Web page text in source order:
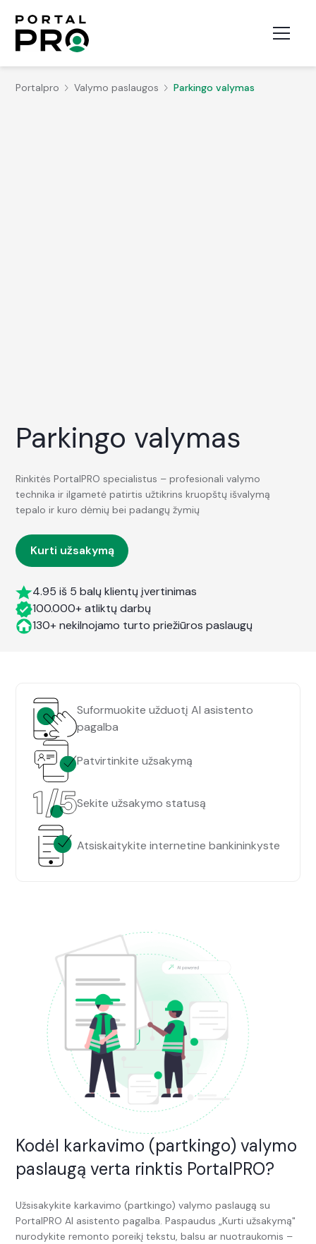
Portalpro Valymo paslaugos Parkingo valymas
Parkingo valymas
Rinkitės PortalPRO specialistus – profesionali valymo
technika ir ilgametė patirtis užtikrins kruopštų išvalymą
tepalo ir kuro dėmių bei padangų žymių
Kurti užsakymą
4.95 iš 5 balų klientų įvertinimas
100.000+ atliktų darbų
130+ nekilnojamo turto priežiūros paslaugų
Suformuokite užduotį AI asistento
pagalba
Patvirtinkite užsakymą
Sekite užsakymo statusą
Atsiskaitykite internetine bankininkyste
Kodėl karkavimo (partkingo) valymo
paslaugą verta rinktis PortalPRO?
Užsisakykite karkavimo (partkingo) valymo paslaugą su
PortalPRO AI asistento pagalba. Paspaudus „Kurti užsakymą"
nurodykite remonto poreikį tekstu, balsu ar nuotraukomis –